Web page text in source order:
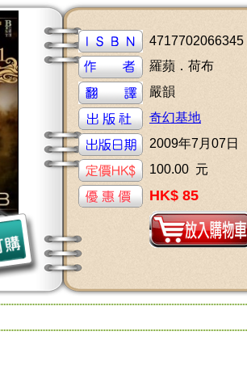
4717702066345
羅蘋．荷布
嚴韻
奇幻基地
2009年7月07日
100.00 元
HK$ 85